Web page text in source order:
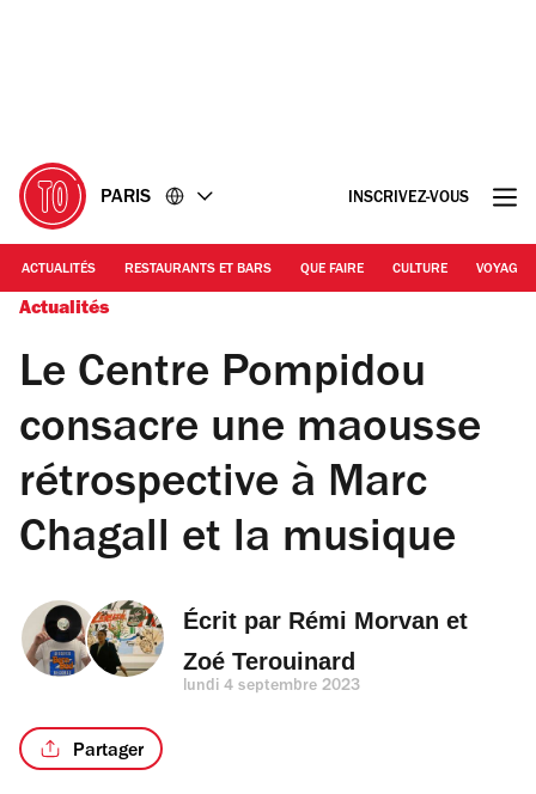
PARIS INSCRIVEZ-VOUS
ACTUALITÉS RESTAURANTS ET BARS QUE FAIRE CULTURE VOYAGE
Actualités
Le Centre Pompidou
consacre une maousse
rétrospective à Marc
Chagall et la musique
Écrit par Rémi Morvan et
Zoé Terouinard
lundi 4 septembre 2023
Partager